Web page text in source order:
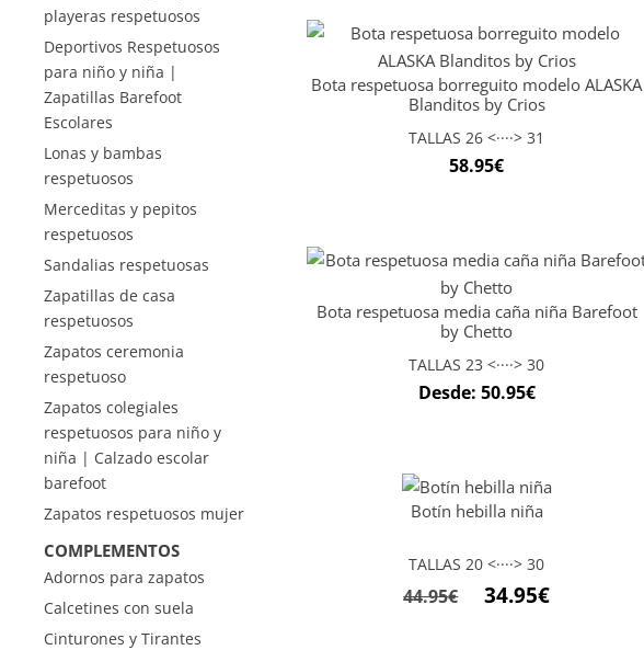
Bota respetuosa borreguito modelo ALASKA
Blanditos by Crios
TALLAS 26 <····> 31
58.95€
Bota respetuosa media caña niña Barefoot
by Chetto
TALLAS 23 <····> 30
Desde: 50.95€
Botín hebilla niña
TALLAS 20 <····> 30
44.95€ 34.95€
playeras respetuosos
Deportivos Respetuosos
para niño y niña |
Zapatillas Barefoot
Escolares
Lonas y bambas
respetuosos
Merceditas y pepitos
respetuosos
Sandalias respetuosas
Zapatillas de casa
respetuosos
Zapatos ceremonia
respetuoso
Zapatos colegiales
respetuosos para niño y
niña | Calzado escolar
barefoot
Zapatos respetuosos mujer
COMPLEMENTOS
Adornos para zapatos
Calcetines con suela
Cinturones y Tirantes